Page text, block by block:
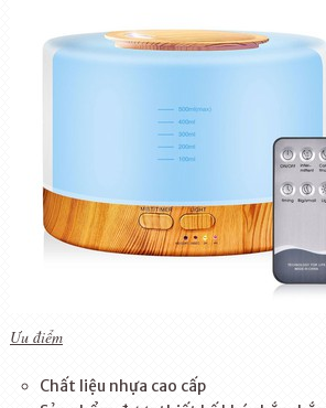
Ưu điểm
Chất liệu nhựa cao cấp